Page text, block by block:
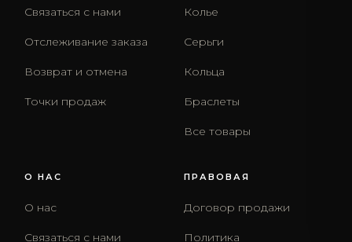
Связаться с нами
Отслеживание заказа
Возврат и отмена
Точки продаж
Колье
Серьги
Кольца
Браслеты
Все товары
О НАС
О нас
Связаться с нами
ПРАВОВАЯ
Договор продажи
Политика